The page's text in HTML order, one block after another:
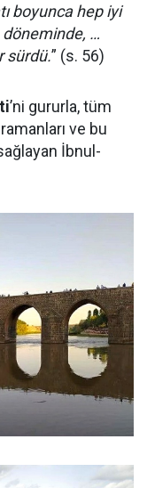
boyunca hep iyi
döneminde, …
sürdü.” (s. 56)
’ni gururla, tüm
ve bu
İbnul-